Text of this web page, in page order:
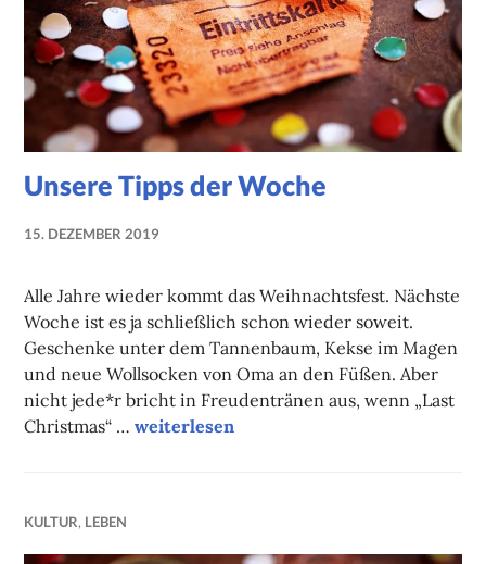
Unsere Tipps der Woche
15. DEZEMBER 2019
Alle Jahre wieder kommt das Weihnachtsfest. Nächste
Woche ist es ja schließlich schon wieder soweit.
Geschenke unter dem Tannenbaum, Kekse im Magen
und neue Wollsocken von Oma an den Füßen. Aber
nicht jede*r bricht in Freudentränen aus, wenn „Last
Christmas“ …Unsere Tipps der Woche
weiterlesen
KULTUR, LEBEN